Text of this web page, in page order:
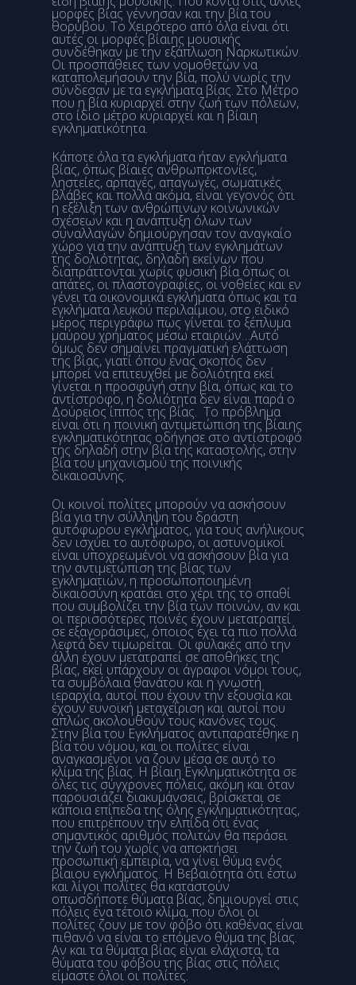
μορφές βίας γέννησαν και την βία του
θορύβου. Το Χειρότερο από όλα είναι ότι
αυτές οι μορφές βίαιης μουσικής
συνδέθηκαν με την εξάπλωση Ναρκωτικών.
Οι προσπάθειες των νομοθετών να
καταπολεμήσουν την βία, πολύ νωρίς την
σύνδεσαν με τα εγκλήματα βίας. Στο Μέτρο
που η βία κυριαρχεί στην ζωή των πόλεων,
στο ίδιο μέτρο κυριαρχεί και η βίαιη
εγκληματικότητα.
Κάποτε όλα τα εγκλήματα ήταν εγκλήματα
βίας, όπως βίαιες ανθρωποκτονίες,
ληστείες, αρπαγές, απαγωγές, σωματικές
βλάβες και πολλά ακόμα, είναι γεγονός ότι
η εξέλιξη των ανθρώπινων κοινωνικών
σχέσεων και η ανάπτυξη όλων των
συναλλαγών δημιούργησαν τον αναγκαίο
χώρο για την ανάπτυξη των εγκλημάτων
της δολιότητας, δηλαδή εκείνων που
διαπράττονται χωρίς φυσική βία όπως οι
απάτες, οι πλαστογραφίες, οι νοθείες και εν
γένει τα οικονομικά εγκλήματα όπως και τα
εγκλήματα λευκού περιλαίμιου, στο ειδικό
μέρος περιγράφω πως γίνεται το ξέπλυμα
μαύρου χρήματος μέσω εταιριών…Αυτό
όμως δεν σημαίνει πραγματική ελάττωση
της βίας, γιατί όπου ένας σκοπός δεν
μπορεί να επιτευχθεί με δολιότητα εκεί
γίνεται η προσφυγή στην βία, όπως και το
αντίστροφο, η δολιότητα δεν είναι παρά ο
Δούρειος ίππος της βίας. Το πρόβλημα
είναι ότι η ποινική αντιμετώπιση της βίαιης
εγκληματικότητας οδήγησε στο αντίστροφό
της δηλαδή στην βία της καταστολής, στην
βία του μηχανισμού της ποινικής
δικαιοσύνης.
Οι κοινοί πολίτες μπορούν να ασκήσουν
βία για την σύλληψη του δράστη
αυτόφωρου εγκλήματος, για τους ανήλικους
δεν ισχύει το αυτόφωρο, οι αστυνομικοί
είναι υποχρεωμένοι να ασκήσουν βία για
την αντιμετώπιση της βίας των
εγκληματιών, η προσωποποιημένη
δικαιοσύνη κρατάει στο χέρι της το σπαθί
που συμβολίζει την βία των ποινών, αν και
οι περισσότερες ποινές έχουν μετατραπεί
σε εξαγοράσιμες, όποιος έχει τα πιο πολλά
λεφτά δεν τιμωρείται. Οι φυλακές από την
άλλη έχουν μετατραπεί σε αποθήκες της
βίας, εκεί υπάρχουν οι άγραφοι νόμοι τους,
τα συμβόλαια θανάτου και η γνωστή
ιεραρχία, αυτοί που έχουν την εξουσία και
έχουν ευνοϊκή μεταχείριση και αυτοί που
απλώς ακολουθούν τους κανόνες τους.
Στην βία του Εγκλήματος αντιπαρατέθηκε η
βία του νόμου, και οι πολίτες είναι
αναγκασμένοι να ζουν μέσα σε αυτό το
κλίμα της βίας. Η βίαιη Εγκληματικότητα σε
όλες τις σύγχρονες πόλεις, ακόμη και όταν
παρουσιάζει διακυμάνσεις, βρίσκεται σε
κάποια επίπεδα της όλης εγκληματικότητας,
που επιτρέπουν την ελπίδα ότι ένας
σημαντικός αριθμός πολιτών θα περάσει
την ζωή του χωρίς να αποκτήσει
προσωπική εμπειρία, να γίνει θύμα ενός
βίαιου εγκλήματος. Η Βεβαιότητα ότι έστω
και λίγοι πολίτες θα καταστούν
οπωσδήποτε θύματα βίας, δημιουργεί στις
πόλεις ένα τέτοιο κλίμα, που όλοι οι
πολίτες ζουν με τον φόβο ότι καθένας είναι
πιθανό να είναι το επόμενο θύμα της βίας.
Αν και τα θύματα βίας είναι ελάχιστα, τα
θύματα του φόβου της βίας στις πόλεις
είμαστε όλοι οι πολίτες.